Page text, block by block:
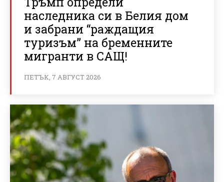
наследника си в Белия дом
и забрани “раждащия
туризъм” на бременните
мигранти в САЩ!
ПЕТЪК, 7 АВГУСТ 2026